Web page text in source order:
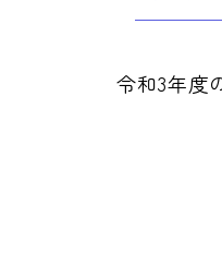
令和3年度